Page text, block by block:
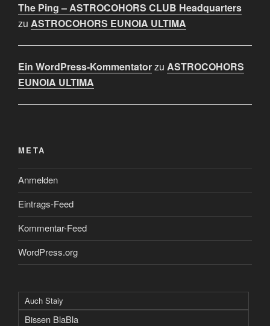
The Ping – ASTROCOHORS CLUB Headquarters
zu ASTROCOHORS EUNOIA ULTIMA
Ein WordPress-Kommentatorzu ASTROCOHORS
EUNOIA ULTIMA
META
Anmelden
Eintrags-Feed
Kommentar-Feed
WordPress.org
Auch Staiy
Bissen BlaBla